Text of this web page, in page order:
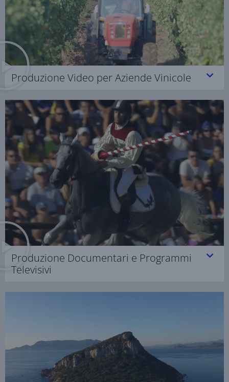
Produzione Video per Aziende Vinicole
Produzione Documentari e Programmi
Televisivi